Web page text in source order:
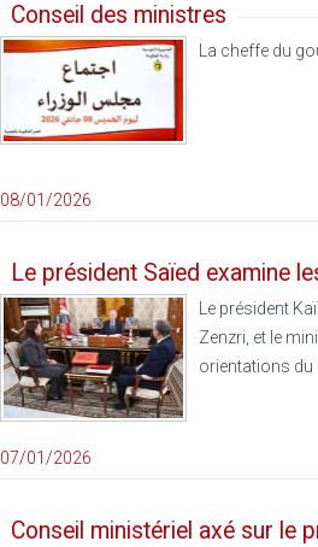
Conseil des ministres
La cheffe du
08/01/2026
Le président Saïed examine
Le président
Zenzri, et le
orientations du
07/01/2026
Conseil ministériel axé sur le